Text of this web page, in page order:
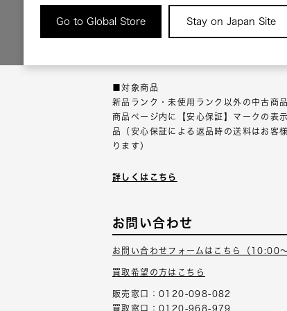
Go to Global Store Stay on Japan Site
返品について
■対象商品
新品ランク・未使用ランク以外の中古商品
商品ページ内に【安心保証】マークの表
品（安心保証による返品時の送料はお客
ります）
詳しくはこちら
お問い合わせ
お問い合わせフォームはこちら（10:00
買取希望の方はこちら
販売窓口：0120-098-082
買取窓口：0120-968-979